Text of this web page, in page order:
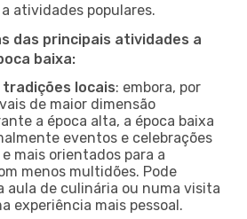
atividades populares.
das principais atividades a
baixa:
tradições locais: embora, por
de maior dimensão
a época alta, a época baixa
eventos e celebrações
mais orientados para a
menos multidões. Pode
aula de culinária ou numa visita
experiência mais pessoal.